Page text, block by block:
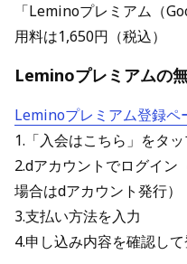
「Leminoプレミアム（
用料は1,650円（税込）
Leminoプレミアムの
Leminoプレミアム登録ペ
1.「入会はこちら」をタ
2.dアカウントでログイ
場合はdアカウント発行）
3.支払い方法を入力
4.申し込み内容を確認して